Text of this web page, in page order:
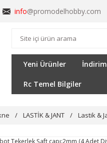
info@promodelhobby.com
Yeni Ürünler
Rc Temel Bilgiler
LASTİK & JANT Lastik &